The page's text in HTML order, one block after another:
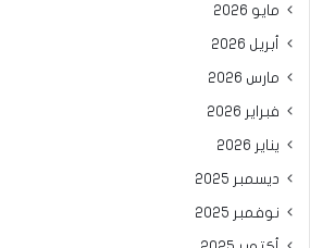
مايو 2026
أبريل 2026
مارس 2026
فبراير 2026
يناير 2026
ديسمبر 2025
نوفمبر 2025